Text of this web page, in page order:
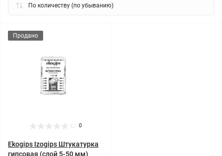
Продано
0
Ekogips Izogips Штукатурка
гипсовая (слой 5-50 мм)